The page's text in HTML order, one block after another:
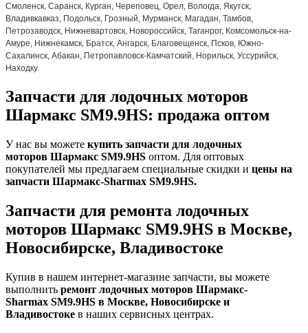
Смоленск, Саранск, Курган, Череповец, Орел, Вологда, Якутск,
Владивкавказ, Подольск, Грозный, Мурманск, Магадан, Тамбов,
Петрозаводск, Нижневартовск, Новороссийск, Таганрог, Комсомольск-на-
Амуре, Нижнекамск, Братск, Ангарск, Благовещенск, Псков, Южно-
Сахалинск, Абакан, Петропавловск-Камчатский, Норильск, Уссурийск,
Находку.
Запчасти для лодочных моторов
Шармакс SM9.9HS: продажа оптом
У нас вы можете купить запчасти для лодочных
моторов Шармакс SM9.9HS оптом. Для оптовых
покупателей мы предлагаем специальные скидки и цены на
запчасти Шармакс-Sharmax SM9.9HS.
Запчасти для ремонта лодочных
моторов Шармакс SM9.9HS в Москве,
Новосибирске, Владивостоке
Купив в нашем интернет-магазине запчасти, вы можете
выполнить ремонт лодочных моторов Шармакс-
Sharmax SM9.9HS в Москве, Новосибирске и
Владивостоке в наших сервисных центрах.